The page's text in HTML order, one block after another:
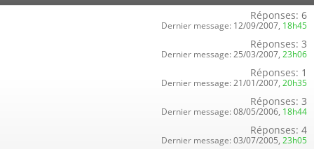
Réponses: 6
Dernier message: 12/09/2007, 18h45
Réponses: 3
Dernier message: 25/03/2007, 23h06
Réponses: 1
Dernier message: 21/01/2007, 20h35
Réponses: 3
Dernier message: 08/05/2006, 18h44
Réponses: 4
Dernier message: 03/07/2005, 23h05